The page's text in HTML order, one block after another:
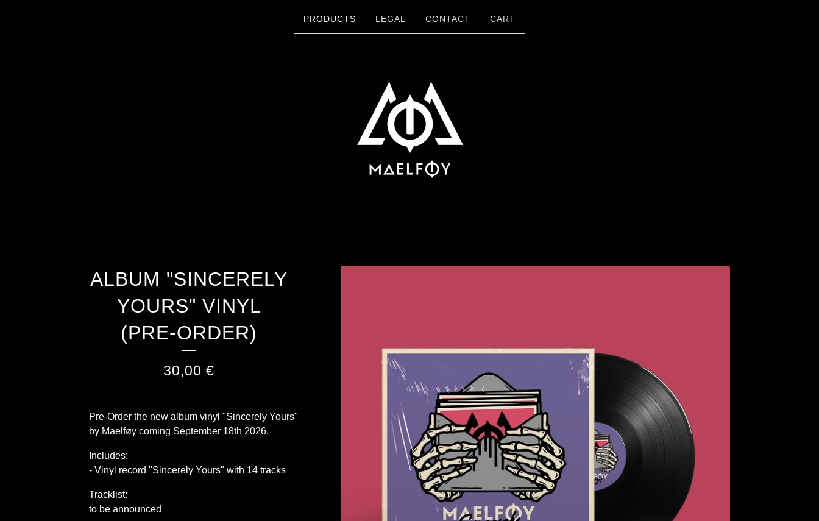
PRODUCTS LEGAL CONTACT CART
ALBUM "SINCERELY
YOURS" VINYL
(PRE-ORDER)
30,00€
Pre-Order the new album vinyl "Sincerely Yours"
by Maelføy coming September 18th 2026.
Includes:
- Vinyl record "Sincerely Yours" with 14 tracks
Tracklist:
to be announced